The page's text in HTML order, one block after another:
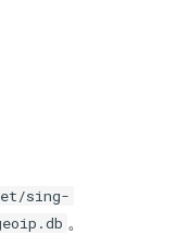
Resolved
sing-
。